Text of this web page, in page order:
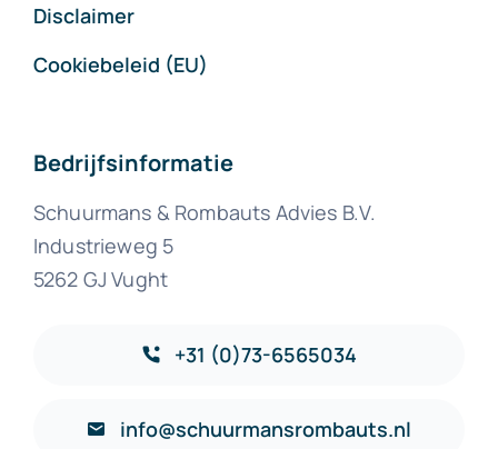
Disclaimer
Cookiebeleid (EU)
Bedrijfsinformatie
Schuurmans & Rombauts Advies B.V.
Industrieweg 5
5262 GJ Vught
+31 (0)73-6565034
info@schuurmansrombauts.nl